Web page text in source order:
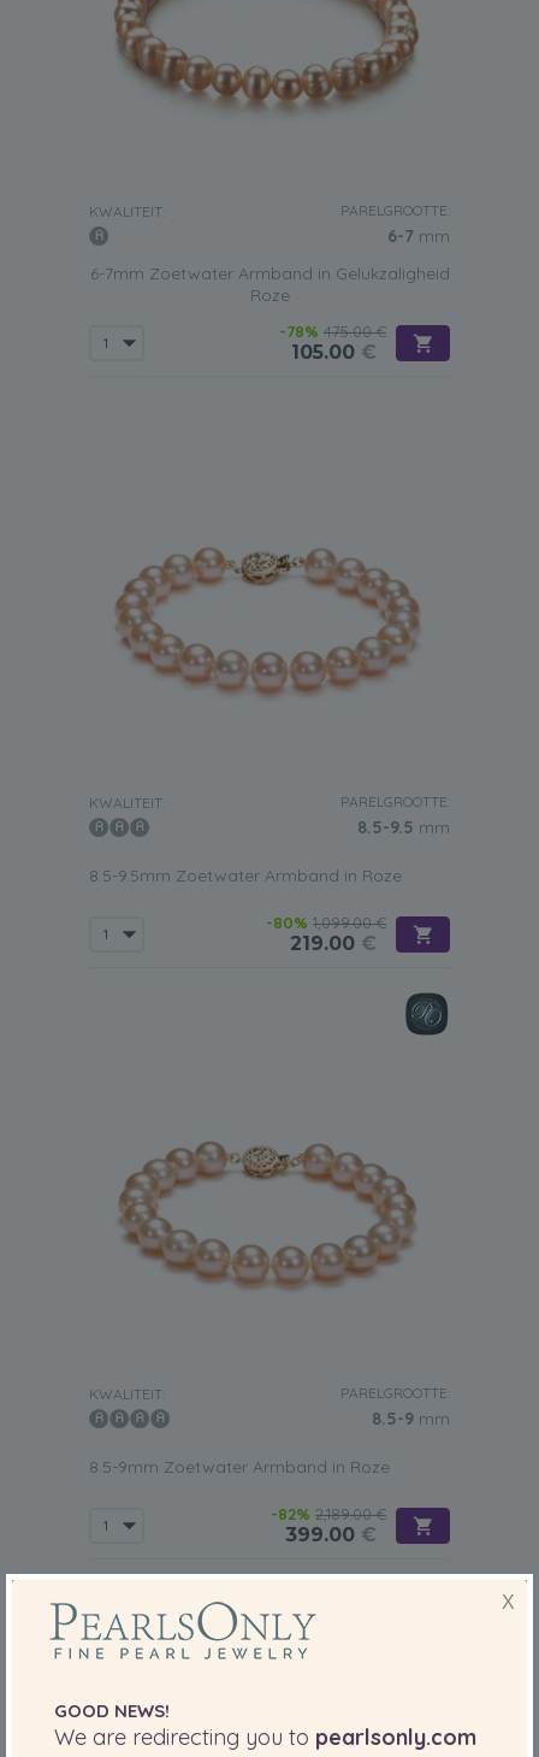
KWALITEIT: PARELGROOTTE:
6-7 mm
6-7mm Zoetwater Armband in Gelukzaligheid
Roze
-78% 475.00 €
105.00 €
KWALITEIT: PARELGROOTTE:
8.5-9.5 mm
8.5-9.5mm Zoetwater Armband in Roze
-80% 1,099.00 €
219.00 €
KWALITEIT: PARELGROOTTE:
8.5-9 mm
8.5-9mm Zoetwater Armband in Roze
-82% 2,189.00 €
399.00 €
X
GOOD NEWS!
We are redirecting you to pearlsonly.com